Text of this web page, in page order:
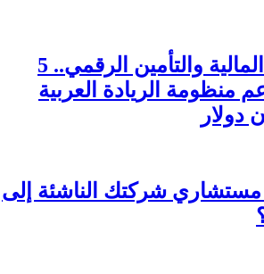
بين التقنية المالية والتأمين الرقمي.. 5
منظومة الريادة العربية
شركتك الناشئة إلى